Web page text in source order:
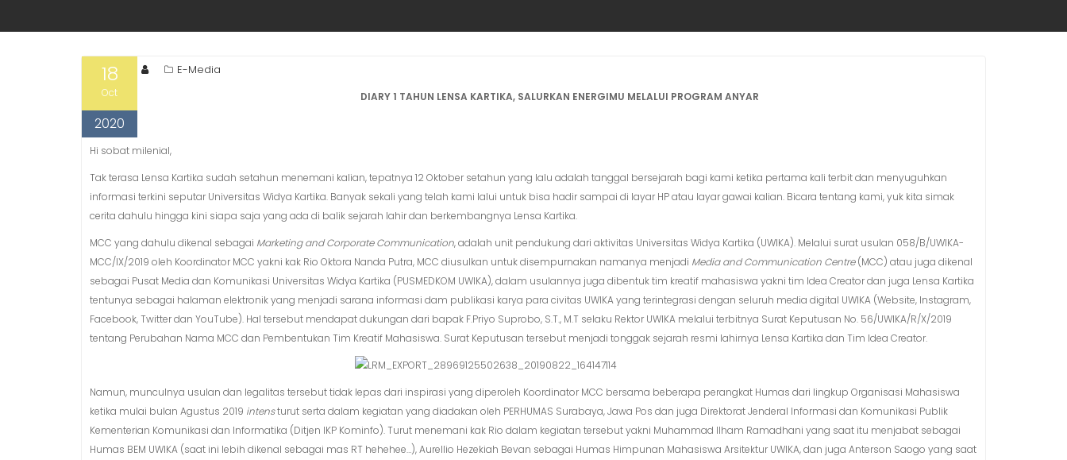
18
Oct
2020
E-Media
DIARY 1 TAHUN LENSA KARTIKA, SALURKAN ENERGIMU MELALUI PROGRAM ANYAR
Hi sobat milenial,
Tak terasa Lensa Kartika sudah setahun menemani kalian, tepatnya 12 Oktober setahun yang lalu adalah tanggal bersejarah bagi kami ketika pertama kali terbit dan menyuguhkan
informasi terkini seputar Universitas Widya Kartika. Banyak sekali yang telah kami lalui untuk bisa hadir sampai di layar HP atau layar gawai kalian. Bicara tentang kami, yuk kita simak
cerita dahulu hingga kini siapa saja yang ada di balik sejarah lahir dan berkembangnya Lensa Kartika.
MCC yang dahulu dikenal sebagai Marketing and Corporate Communication, adalah unit pendukung dari aktivitas Universitas Widya Kartika (UWIKA). Melalui surat usulan 058/B/UWIKA-
MCC/IX/2019 oleh Koordinator MCC yakni kak Rio Oktora Nanda Putra, MCC diusulkan untuk disempurnakan namanya menjadi Media and Communication Centre(MCC) atau juga dikenal
sebagai Pusat Media dan Komunikasi Universitas Widya Kartika (PUSMEDKOM UWIKA), dalam usulannya juga dibentuk tim kreatif mahasiswa yakni tim Idea Creator dan juga Lensa Kartika
tentunya sebagai halaman elektronik yang menjadi sarana informasi dam publikasi karya para civitas UWIKA yang terintegrasi dengan seluruh media digital UWIKA (Website, Instagram,
Facebook, Twitter dan YouTube). Hal tersebut mendapat dukungan dari bapak F.Priyo Suprobo, S.T., M.T selaku Rektor UWIKA melalui terbitnya Surat Keputusan No. 56/UWIKA/R/X/2019
tentang Perubahan Nama MCC dan Pembentukan Tim Kreatif Mahasiswa. Surat Keputusan tersebut menjadi tonggak sejarah resmi lahirnya Lensa Kartika dan Tim Idea Creator.
Namun, munculnya usulan dan legalitas tersebut tidak lepas dari inspirasi yang diperoleh Koordinator MCC bersama beberapa perangkat Humas dari lingkup Organisasi Mahasiswa
ketika mulai bulan Agustus 2019 intensturut serta dalam kegiatan yang diadakan oleh PERHUMAS Surabaya, Jawa Pos dan juga Direktorat Jenderal Informasi dan Komunikasi Publik
Kementerian Komunikasi dan Informatika (Ditjen IKP Kominfo). Turut menemani kak Rio dalam kegiatan tersebut yakni Muhammad Ilham Ramadhani yang saat itu menjabat sebagai
Humas BEM UWIKA (saat ini lebih dikenal sebagai mas RT hehehee…), Aurellio Hezekiah Bevan sebagai Humas Himpunan Mahasiswa Arsitektur UWIKA, dan juga Anterson Saogo yang saat